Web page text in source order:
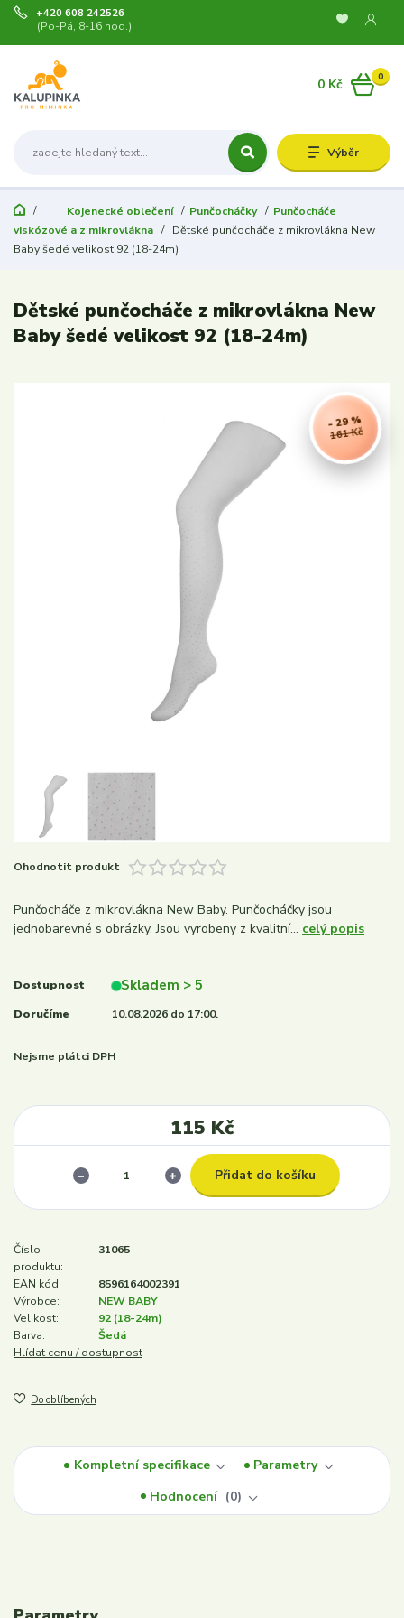
Výběr
+420 608 242526
(Po-Pá, 8-16 hod.)
0
0 Kč
Kojenecké oblečení Punčocháčky
Punčocháče
viskózové a z mikrovlákna
Dětské punčocháče z mikrovlákna New
Baby šedé velikost 92 (18-24m)
Dětské punčocháče z mikrovlákna New
Baby šedé velikost 92 (18-24m)
161 Kč
- 29 %
Ohodnotit produkt
Punčocháče z mikrovlákna New Baby. Punčocháčky jsou
jednobarevné s obrázky. Jsou vyrobeny z kvalitní... celý popis
Dostupnost Skladem > 5
Doručíme 10.08.2026 do 17:00.
Nejsme plátci DPH
115 Kč
Přidat do košíku
Číslo
produktu:
31065
EAN kód:
8596164002391
Výrobce:
NEW BABY
Velikost:
92 (18-24m)
Barva:
Šedá
Hlídat cenu / dostupnost
Do oblíbených
Kompletní specifikace
Parametry
Hodnocení
0